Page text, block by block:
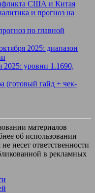
США и Китая
и прогноз на
по главной
2025: диапазон
2025: уровни 1.1690,
(готовый гайд + чек-
материалов
об использовании
несет ответственности
в рекламных